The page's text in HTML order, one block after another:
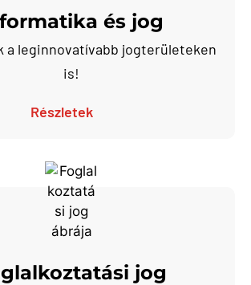
és jog
a leginnovatívabb jogterületeken
is!
Részletek
jog